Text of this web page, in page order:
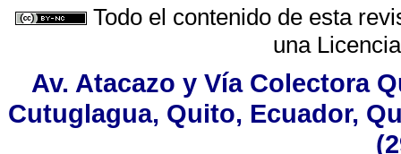
Todo el contenido de esta
una
Av. Atacazo y Vía Colectora
Cutuglagua, Quito, Ecuador,